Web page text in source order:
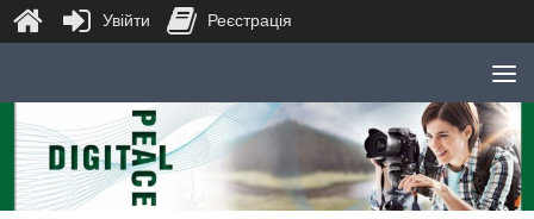
Skip to content
Увійти Реєстрація